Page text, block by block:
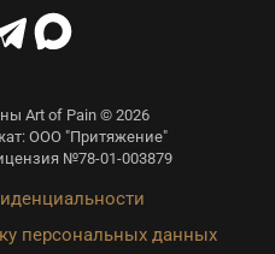
Art of Pain © 2026
ООО "Притяжение"
№78-01-003879
персональных данных